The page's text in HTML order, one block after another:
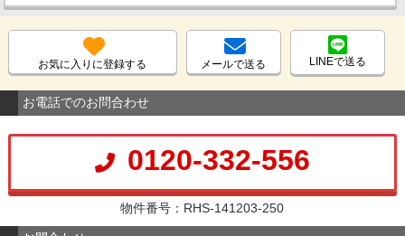
お気に入りに登録する メールで送る LINEで送る
お電話でのお問合わせ
0120-332-556
物件番号：RHS-141203-250